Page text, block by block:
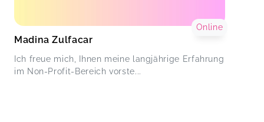
Madina Zulfacar
Ich freue mich, Ihnen meine langjährige Erfahrung
im Non-Profit-Bereich vorste...
Online